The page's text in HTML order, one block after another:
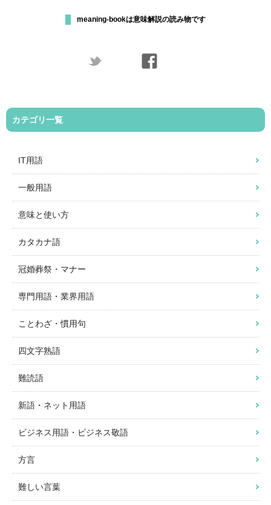
meaning-bookは意味解説の読み物です
カテゴリ一覧
IT用語
一般用語
意味と使い方
カタカナ語
冠婚葬祭・マナー
専門用語・業界用語
ことわざ・慣用句
四文字熟語
難読語
新語・ネット用語
ビジネス用語・ビジネス敬語
方言
難しい言葉